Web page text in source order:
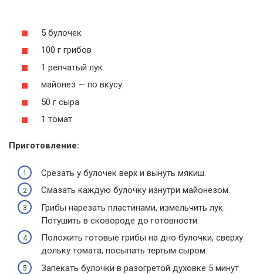
5 булочек
100 г грибов
1 репчатый лук
майонез — по вкусу
50 г сыра
1 томат
Приготовление:
Срезать у булочек верх и вынуть мякиш.
Смазать каждую булочку изнутри майонезом.
Грибы нарезать пластинами, измельчить лук.
Потушить в сковороде до готовности.
Положить готовые грибы на дно булочки, сверху
дольку томата, посыпать тертым сыром.
Запекать булочки в разогретой духовке 5 минут